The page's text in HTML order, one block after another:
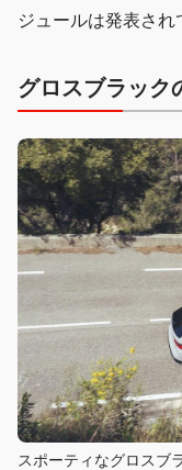
ジュールは発表され
グロスブラック
スポーティなグロスブ